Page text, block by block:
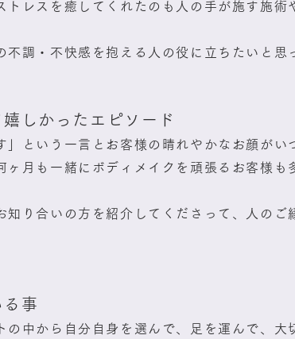
トレスを癒してくれたのも人の手が施す施
不調・不快感を抱える人の役に立ちたいと思
しかったエピソード
」という一言とお客様の晴れやかなお顔がい
ヶ月も一緒にボディメイクを頑張るお客様
知り合いの方を紹介してくださって、人の
事
の中から自分自身を選んで、足を運んで、